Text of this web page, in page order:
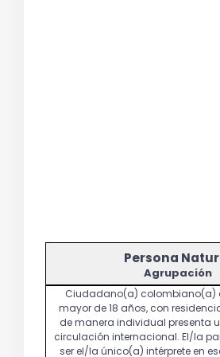
Agrupación